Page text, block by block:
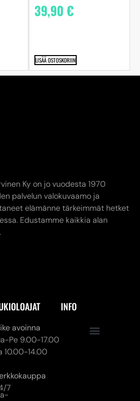
39,90€
LISÄÄ OSTOSKORIIN
Ky on jo vuodesta 1970
palvelun valokuvaamo ja
elämänne tärkeimmät hetket
Edustamme kaikkia alan
avoinna
Pe 9.00-17.00
10.00-14.00
7
INFO